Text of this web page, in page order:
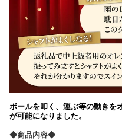
ボールを叩く、運ぶ等の動きを
が可能になりました。
◆商品内容◆